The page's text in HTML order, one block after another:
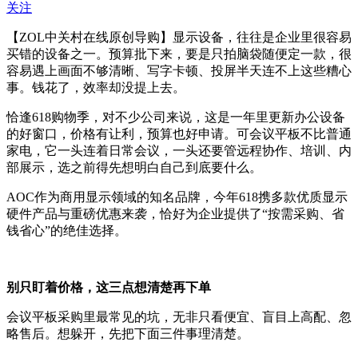
关注
【ZOL中关村在线原创导购】显示设备，往往是企业里很容易
买错的设备之一。预算批下来，要是只拍脑袋随便定一款，很
容易遇上画面不够清晰、写字卡顿、投屏半天连不上这些糟心
事。钱花了，效率却没提上去。
恰逢618购物季，对不少公司来说，这是一年里更新办公设备
的好窗口，价格有让利，预算也好申请。可会议平板不比普通
家电，它一头连着日常会议，一头还要管远程协作、培训、内
部展示，选之前得先想明白自己到底要什么。
AOC作为商用显示领域的知名品牌，今年618携多款优质显示
硬件产品与重磅优惠来袭，恰好为企业提供了“按需采购、省
钱省心”的绝佳选择。
别只盯着价格，这三点想清楚再下单
会议平板采购里最常见的坑，无非只看便宜、盲目上高配、忽
略售后。想躲开，先把下面三件事理清楚。